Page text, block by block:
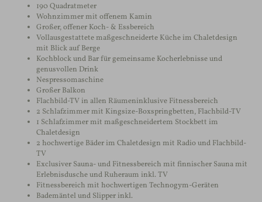
190 Quadratmeter
Wohnzimmer mit offenem Kamin
Großer, offener Koch- & Essbereich
Vollausgestattete maßgeschneiderte Küche im Chaletdesign
mit Blick auf Berge
Kochblock und Bar für gemeinsame Kocherlebnisse und
genusvollen Drink
Nespressomaschine
Großer Balkon
Flachbild-TV in allen Räumeninklusive Fitnessbereich
2 Schlafzimmer mit Kingsize-Boxspringbetten, Flachbild-TV
1 Schlafzimmer mit maßgeschneidertem Stockbett im
Chaletdesign
2 hochwertige Bäder im Chaletdesign mit Radio und Flachbild-
TV
Exclusiver Sauna- und Fitnessbereich mit finnischer Sauna mit
Erlebnisdusche und Ruheraum inkl. TV
Fitnessbereich mit hochwertigen Technogym-Geräten
Bademäntel und Slipper inkl.